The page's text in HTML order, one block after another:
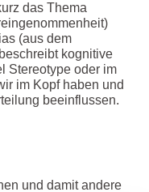
das Thema
(aus dem
kognitive
Stereotype oder im
im Kopf haben und
beeinflussen.
und damit andere